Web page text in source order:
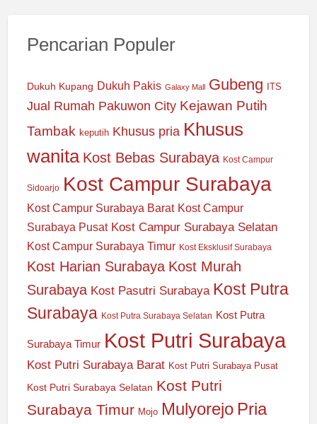
Pencarian Populer
Dukuh Kupang Dukuh Pakis Galaxy Mall Gubeng ITS
Jual Rumah Pakuwon City Kejawan Putih
Tambak keputih Khusus pria Khusus
wanita Kost Bebas Surabaya Kost Campur
Sidoarjo Kost Campur Surabaya
Kost Campur Surabaya Barat Kost Campur
Surabaya Pusat Kost Campur Surabaya Selatan
Kost Campur Surabaya Timur Kost Eksklusif Surabaya
Kost Harian Surabaya Kost Murah
Surabaya Kost Pasutri Surabaya Kost Putra
Surabaya Kost Putra Surabaya Selatan Kost Putra
Surabaya Timur Kost Putri Surabaya
Kost Putri Surabaya Barat Kost Putri Surabaya Pusat
Kost Putri Surabaya Selatan Kost Putri
Surabaya Timur Mojo Mulyorejo Pria